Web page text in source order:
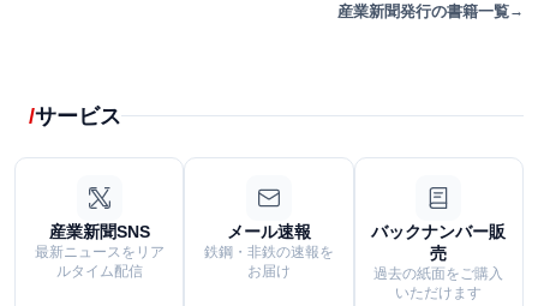
産業新聞発行の書籍一覧
サービス
産業新聞SNS
最新ニュースをリア
ルタイム配信
メール速報
鉄鋼・非鉄の速報を
お届け
バックナンバー販
売
過去の紙面をご購入
いただけます